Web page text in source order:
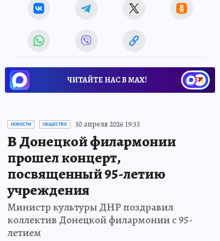
ЧИТАЙТЕ НАС В МАХ!
НОВОСТИ ОБЩЕСТВО 30 апреля 2026 19:33
В Донецкой филармонии
прошел концерт,
посвященный 95-летию
учреждения
Министр культуры ДНР поздравил
коллектив Донецкой филармонии с 95-
летием